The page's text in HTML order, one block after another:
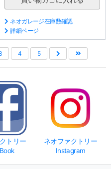
ネオガレージ在庫数確認
詳細ページ
4 5
トリー
ネオファクトリー
Instagram